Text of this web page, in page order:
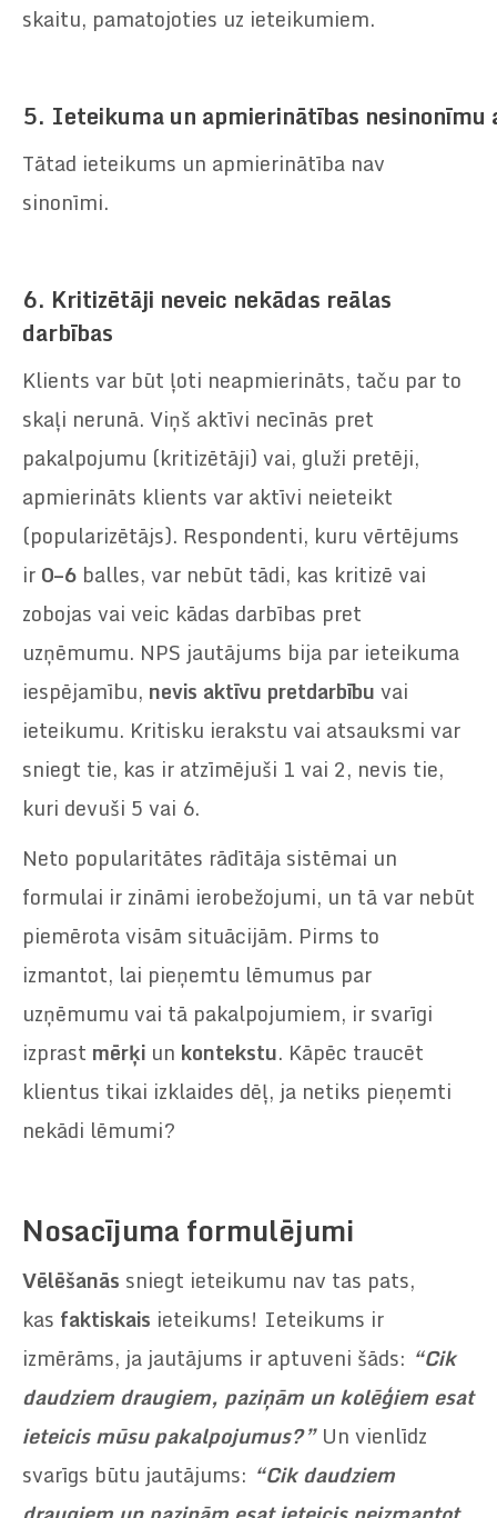
skaitu, pamatojoties uz ieteikumiem.
5. Ieteikumaun apmierinātības nesinonīmu
Tātad ieteikums un apmierinātība nav
sinonīmi.
6. Kritizētāji neveic nekādas reālas
darbības
Klients var būt ļoti neapmierināts, taču par to
skaļi nerunā. Viņš aktīvi necīnās pret
pakalpojumu (kritizētāji) vai, gluži pretēji,
apmierināts klients var aktīvi neieteikt
(popularizētājs). Respondenti, kuru vērtējums
ir 0–6 balles, var nebūt tādi, kas kritizē vai
zobojas vai veic kādas darbības pret
uzņēmumu. NPS jautājums bija par ieteikuma
iespējamību, nevis aktīvu pretdarbību vai
ieteikumu. Kritisku ierakstu vai atsauksmi var
sniegt tie, kas ir atzīmējuši 1 vai 2, nevis tie,
kuri devuši 5 vai 6.
Neto popularitātes rādītāja sistēmai un
formulai ir zināmi ierobežojumi, un tā var nebūt
piemērota visām situācijām. Pirms to
izmantot, lai pieņemtu lēmumus par
uzņēmumu vai tā pakalpojumiem, ir svarīgi
izprast mērķi un kontekstu. Kāpēc traucēt
klientus tikai izklaides dēļ, ja netiks pieņemti
nekādi lēmumi?
Nosacījuma formulējumi
Vēlēšanās sniegt ieteikumu nav tas pats,
kas faktiskais ieteikums! Ieteikums ir
izmērāms, ja jautājums ir aptuveni šāds: “Cik
daudziem draugiem, paziņām un kolēģiem esat
ieteicis mūsu pakalpojumus?”Un vienlīdz
svarīgs būtu jautājums: “Cik daudziem